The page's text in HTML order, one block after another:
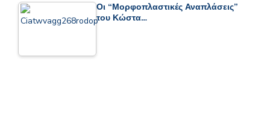
Οι “Μορφοπλαστικές Αναπλάσεις”
του Κώστα…